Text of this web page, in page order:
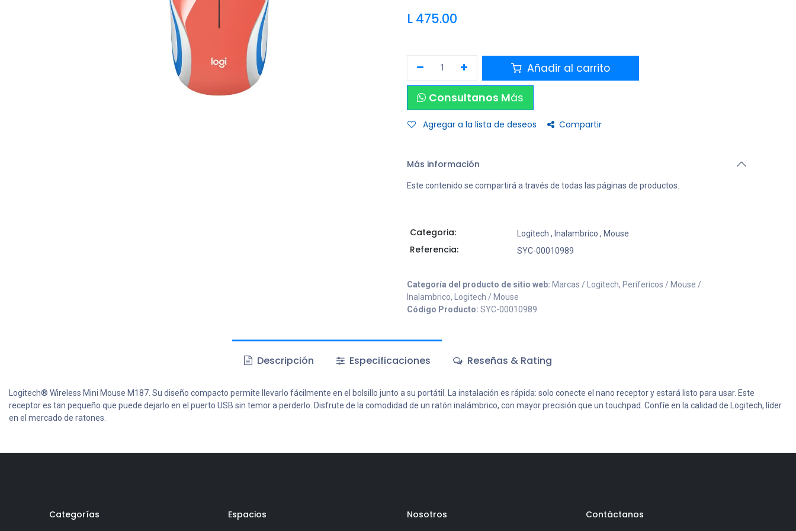
L 475.00
Añadir al carrito
Consultanos Más
Agregar a la lista de deseos Compartir
Más información
Este contenido se compartirá a través de todas las páginas de productos.
Categoria: Logitech , Inalambrico , Mouse
Referencia: SYC-00010989
Categoría del producto de sitio web: Marcas / Logitech, Perifericos / Mouse /
Inalambrico, Logitech / Mouse
Código Producto: SYC-00010989
Descripción Especificaciones Reseñas & Rating
Logitech® Wireless Mini Mouse M187. Su diseño compacto permite llevarlo fácilmente en el bolsillo junto a su portátil. La instalación es rápida: solo conecte el nano receptor y estará listo para usar. Este
receptor es tan pequeño que puede dejarlo en el puerto USB sin temor a perderlo. Disfrute de la comodidad de un ratón inalámbrico, con mayor precisión que un touchpad. Confíe en la calidad de Logitech, líder
en el mercado de ratones.
Categorías Espacios Nosotros Contáctanos